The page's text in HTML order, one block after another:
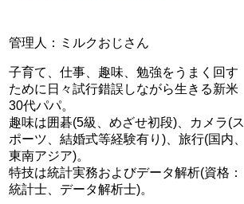
管理人：ミルクおじさん
子育て、仕事、趣味、勉強をうまく回す
ために日々試行錯誤しながら生きる新米
30代パパ。
趣味は囲碁(5級、めざせ初段)、カメラ(ス
ポーツ、結婚式等経験有り)、旅行(国内、
東南アジア)。
特技は統計実務およびデータ解析(資格：
統計士、データ解析士)。